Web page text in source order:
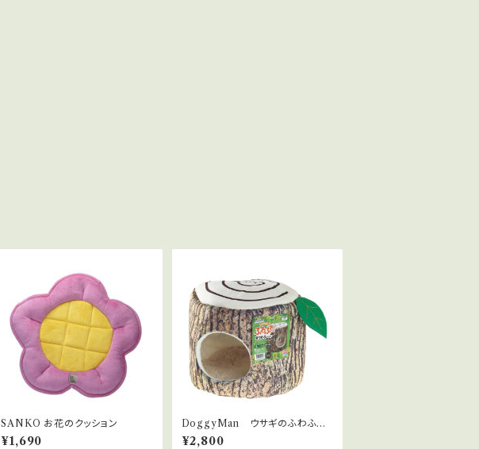
SANKO お花のクッション
¥1,690
DoggyMan ウサギのふわふわ
きりかぶベッド
¥2,800